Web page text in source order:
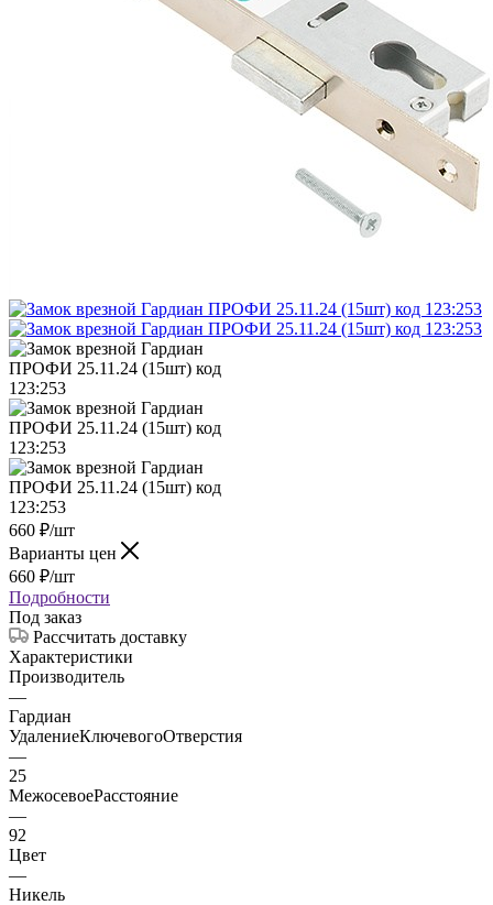
660 ₽/шт
Варианты цен
660 ₽/шт
Подробности
Под заказ
Рассчитать доставку
Характеристики
Производитель
—
Гардиан
УдалениеКлючевогоОтверстия
—
25
МежосевоеРасстояние
—
92
Цвет
—
Никель